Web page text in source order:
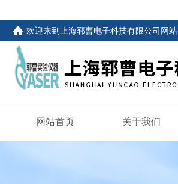
欢迎来到 上海郓曹电子科技有限公司网站
网站首页 关于我们